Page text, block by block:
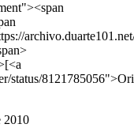
status/
2010